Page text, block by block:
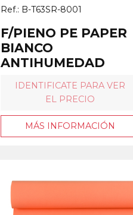
Ref.: B-T63SR-8001
F/PIENO PE PAPER
BIANCO
ANTIHUMEDAD
IDENTIFICATE PARA VER
EL PRECIO
MÁS INFORMACIÓN